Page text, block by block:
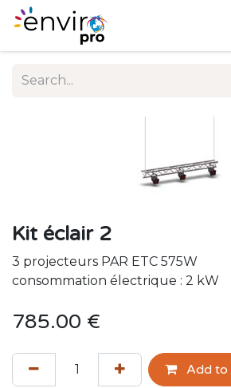
Skip to Content
Kit éclair 2
3 projecteurs PAR ETC 575W
consommation électrique : 2 kW
785.00 €
Add to